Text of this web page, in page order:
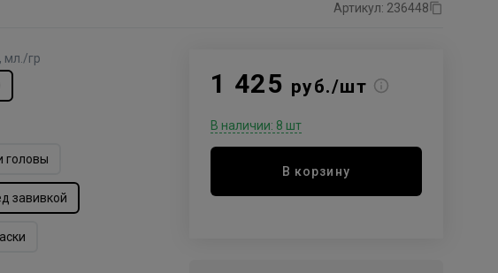
Артикул: 236448
мл./гр
головы
завивкой
1 425 руб./шт
В наличии: 8 шт
В корзину